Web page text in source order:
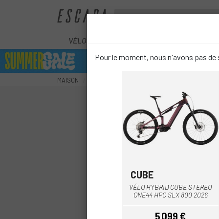
VÉLOS
MAISON VTT
Pour le moment, nous n'avons pas
CUBE
VÉLO HYBRID CUBE STEREO
ONE44 HPC SLX 800 2026
5 099 €